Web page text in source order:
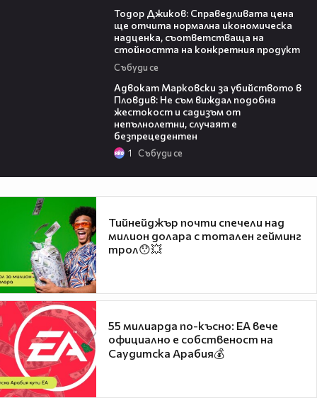
Тодор Джиков: Справедливата цена
ще отчита нормална икономическа
надценка, съответстваща на
стойността на конкретния продукт
Събуди се
Адвокат Марковски за убийството в
Пловдив: Не съм виждал подобна
жестокост и садизъм от
непълнолетни, случаят е
безпрецедентен
1 Събуди се
Тийнейджър почти спечели над
милион долара с тотален гейминг
трол😯💥
55 милиарда по-късно: EA вече
официално е собственост на
Саудитска Арабия💰